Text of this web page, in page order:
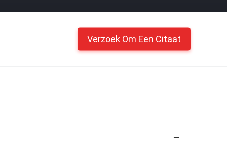
Verzoek Om Een Citaat